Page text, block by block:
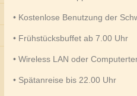
• Kostenlose Benutzung der
• Frühstücksbuffet ab 7.00 Uhr
• Wireless LAN oder
• Spätanreise bis 22.00 Uhr